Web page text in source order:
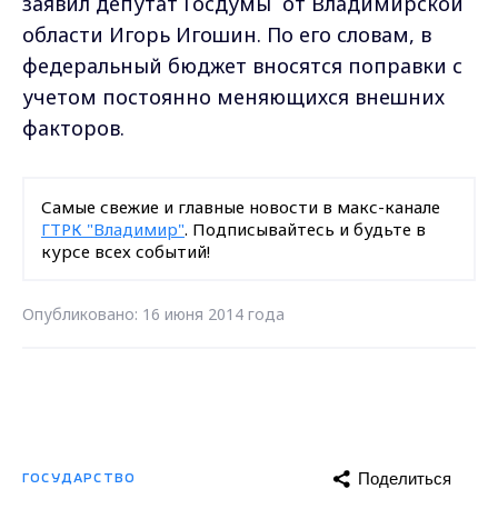
области Игорь Игошин. По его словам, в
федеральный бюджет вносятся поправки с
учетом постоянно меняющихся внешних
факторов.
Самые свежие и главные новости в макс-канале
ГТРК "Владимир". Подписывайтесь и будьте в
курсе всех событий!
Опубликовано: 16 июня 2014 года
ГОСУДАРСТВО Поделиться